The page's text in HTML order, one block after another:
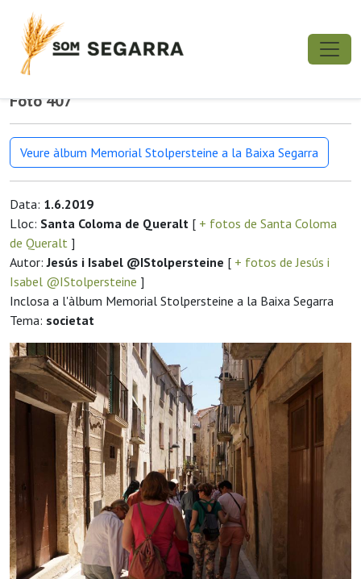
Foto 407
Veure àlbum Memorial Stolpersteine a la Baixa Segarra
Data: 1.6.2019
Lloc: Santa Coloma de Queralt [ + fotos de Santa Coloma
de Queralt ]
Autor:Jesús i Isabel @IStolpersteine [ + fotos de Jesús i
Isabel @IStolpersteine ]
Inclosa a l'àlbum Memorial Stolpersteine a la Baixa Segarra
Tema: societat